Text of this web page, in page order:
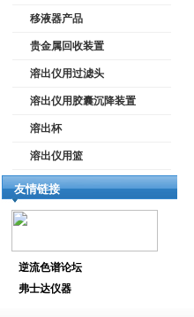
移液器产品
贵金属回收装置
溶出仪用过滤头
溶出仪用胶囊沉降装置
溶出杯
溶出仪用篮